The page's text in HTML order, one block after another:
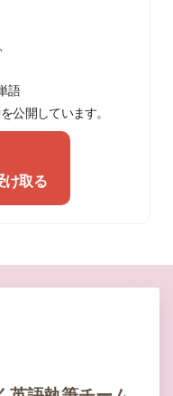
語
公開しています。
け取る